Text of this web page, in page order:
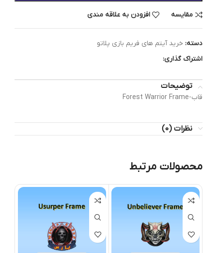
مقایسه افزودن به علاقه مندی
دسته: خرید آیتم های فریم بازی پلاتو
اشتراک گذاری:
توضیحات
قاب-Forest Warrior Frame
نظرات (0)
محصولات مرتبط